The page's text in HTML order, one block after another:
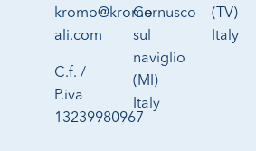
kromo@kromo-
ali.com
C.f. /
P.iva
13239980967
Cernusco
sul
naviglio
(MI)
Italy
(TV)
Italy